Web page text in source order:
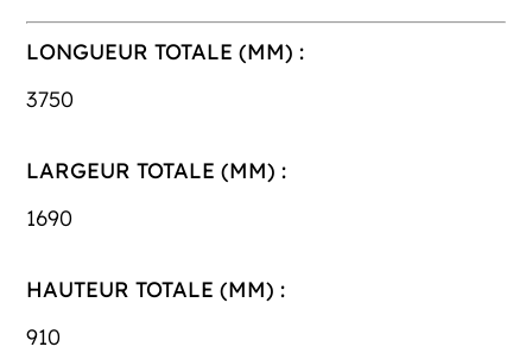
LONGUEUR TOTALE (MM) :
3750
LARGEUR TOTALE (MM) :
1690
HAUTEUR TOTALE (MM) :
910